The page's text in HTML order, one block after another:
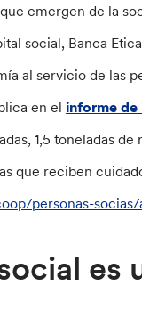
emergen de la
social, Banca
al servicio de las
en elinforme de
1,5 toneladas
que reciben
personas-socias/
es